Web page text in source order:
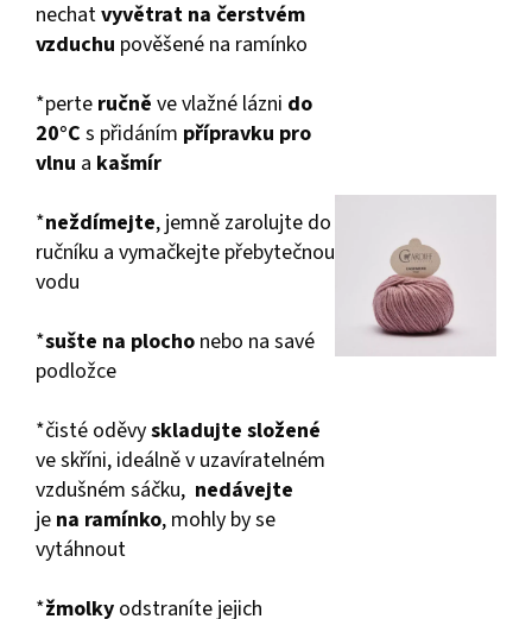
nechatvyvětrat na čerstvém
vzduchu pověšené na ramínko
*perte ručně ve vlažné lázni do
20°C s přidáním přípravku pro
vlnu a kašmír
*neždímejte, jemně zarolujte do
ručníku a vymačkejte přebytečnou
vodu
*sušte na plocho nebo na savé
podložce
*čisté oděvyskladujte složené
ve skříni, ideálně v uzavíratelném
vzdušném sáčku, nedávejte
je na ramínko, mohly by se
vytáhnout
*žmolky odstraníte jejich